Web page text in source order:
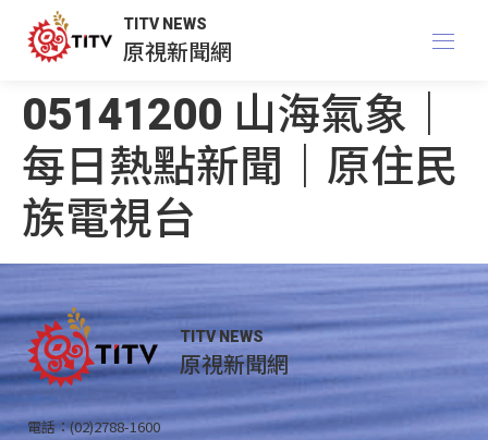
TITV NEWS
原視新聞網
05141200 山海氣象｜
每日熱點新聞｜原住民
族電視台
TITV NEWS
原視新聞網
電話：(02)2788-1600